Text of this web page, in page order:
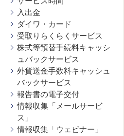
入出金
ダイワ・カード
受取りらくらくサービス
株式等預替手続料キャッシ
ュバックサービス
外貨送金手数料キャッシュ
バックサービス
報告書の電子交付
情報収集「メールサービ
ス」
情報収集「ウェビナー」